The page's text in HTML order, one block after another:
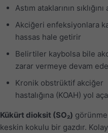
Astım ataklarının sıklığını
Akciğeri enfeksiyonlara
hassas hale getirir
Belirtiler kaybolsa bile
zarar vermeye devam
Kronik obstrüktif akciğer
hastalığına (KOAH) yol
Kükürt dioksit (SO₂)
keskin kokulu bir gazdır.